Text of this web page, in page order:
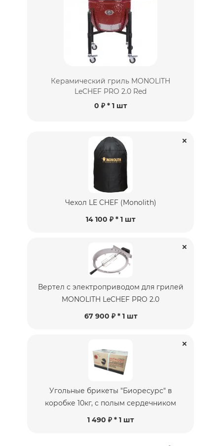
Керамический гриль MONOLITH
LeCHEF PRO 2.0 Red
0 ₽ * 1 шт
Чехол LE CHEF (Monolith)
14 100 ₽ * 1 шт
Вертел с электроприводом для грилей
MONOLITH LeCHEF PRO 2.0
67 900 ₽ * 1 шт
Угольные брикеты "Биоресурс" в
коробке 10кг, с полым сердечником
1 490 ₽ * 1 шт